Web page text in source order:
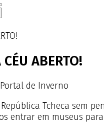
ABERTO!
Portal de Inverno
Tcheca sem
entrar em museus